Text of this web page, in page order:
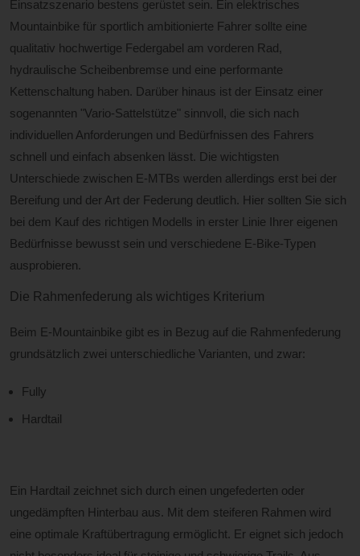
Einsatzszenario bestens gerüstet sein. Ein elektrisches
Mountainbike für sportlich ambitionierte Fahrer sollte eine
qualitativ hochwertige Federgabel am vorderen Rad,
hydraulische Scheibenbremse und eine performante
Kettenschaltung haben. Darüber hinaus ist der Einsatz einer
sogenannten "Vario-Sattelstütze" sinnvoll, die sich nach
individuellen Anforderungen und Bedürfnissen des Fahrers
schnell und einfach absenken lässt. Die wichtigsten
Unterschiede zwischen E-MTBs werden allerdings erst bei der
Bereifung und der Art der Federung deutlich. Hier sollten Sie sich
bei dem Kauf des richtigen Modells in erster Linie Ihrer eigenen
Bedürfnisse bewusst sein und verschiedene E-Bike-Typen
ausprobieren.
Die Rahmenfederung als wichtiges Kriterium
Beim E-Mountainbike gibt es in Bezug auf die Rahmenfederung
grundsätzlich zwei unterschiedliche Varianten, und zwar:
Fully
Hardtail
Ein Hardtail zeichnet sich durch einen ungefederten oder
ungedämpften Hinterbau aus. Mit dem steiferen Rahmen wird
eine optimale Kraftübertragung ermöglicht. Er eignet sich jedoch